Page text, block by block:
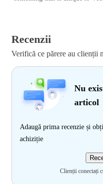
Recenzii
Verifică ce părere au clienții
Nu
articol
Adaugă prima recenzie și
achiziție
Clienții conectați